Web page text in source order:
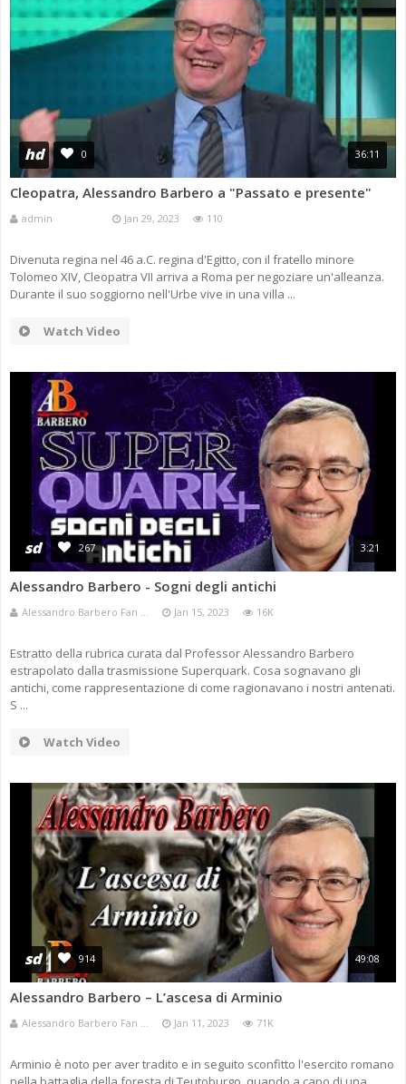
hd 0 36:11
Cleopatra, Alessandro Barbero a "Passato e presente"
admin Jan 29, 2023 110
Divenuta regina nel 46 a.C. regina d'Egitto, con il fratello minore
Tolomeo XIV, Cleopatra VII arriva a Roma per negoziare un'alleanza.
Durante il suo soggiorno nell'Urbe vive in una villa ...
Watch Video
sd 267 3:21
Alessandro Barbero - Sogni degli antichi
Alessandro Barbero Fan ... Jan 15, 2023 16K
Estratto della rubrica curata dal Professor Alessandro Barbero
estrapolato dalla trasmissione Superquark. Cosa sognavano gli
antichi, come rappresentazione di come ragionavano i nostri antenati.
S ...
Watch Video
sd 914 49:08
Alessandro Barbero – L’ascesa di Arminio
Alessandro Barbero Fan ... Jan 11, 2023 71K
Arminio è noto per aver tradito e in seguito sconfitto l'esercito romano